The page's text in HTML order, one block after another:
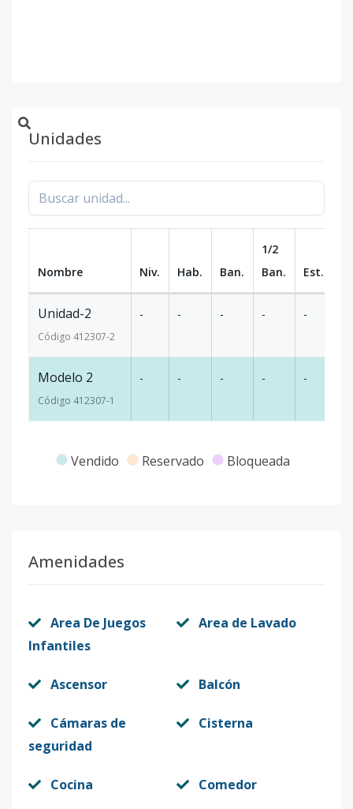
Unidades
Nombre Niv. Hab. Ban.
1/2
Ban.
Est.
Unidad-2
Código 412307-2
- - - - -
Modelo 2
Código 412307-1
- - - - -
Vendido Reservado Bloqueada
Amenidades
Area De Juegos
Infantiles
Area de Lavado
Ascensor Balcón
Cámaras de
seguridad
Cisterna
Cocina Comedor